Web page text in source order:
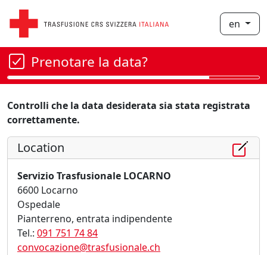
en
Prenotare la data?
Controlli che la data desiderata sia stata registrata
correttamente.
Location
Servizio Trasfusionale LOCARNO
6600 Locarno
Ospedale
Pianterreno, entrata indipendente
Tel.: 091 751 74 84
convocazione@trasfusionale.ch